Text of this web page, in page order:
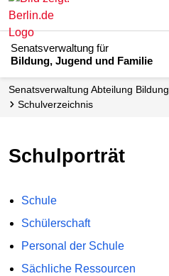
Senatsverwaltung für
Bildung, Jugend und Familie
Senats­verwaltung Abteilung Bildung
Schul­verzeichnis
Schulporträt
Schule
Schülerschaft
Personal der Schule
Sächliche Ressourcen